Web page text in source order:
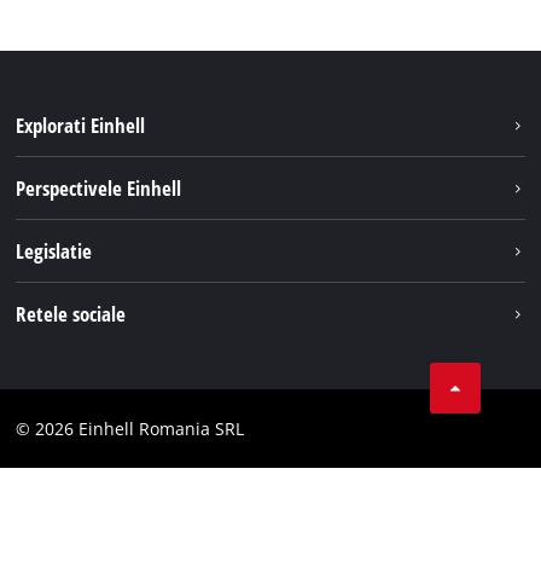
Explorati Einhell
Sistemul de acumulatori
Perspectivele Einhell
Einhell in lume
Legislatie
Declaratie de accesibilitate
Retele sociale
Facebook
© 2026 Einhell Romania SRL